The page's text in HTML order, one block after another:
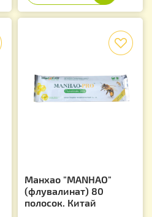
Манхао "MANHAO"
(флувалинат) 80
полосок. Китай